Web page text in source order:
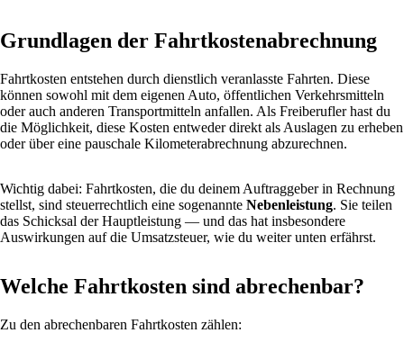
Grundlagen der Fahrtkostenabrechnung
Fahrtkosten entstehen durch dienstlich veranlasste Fahrten. Diese
können sowohl mit dem eigenen Auto, öffentlichen Verkehrsmitteln
oder auch anderen Transportmitteln anfallen. Als Freiberufler hast du
die Möglichkeit, diese Kosten entweder direkt als Auslagen zu erheben
oder über eine pauschale Kilometerabrechnung abzurechnen.
Wichtig dabei: Fahrtkosten, die du deinem Auftraggeber in Rechnung
stellst, sind steuerrechtlich eine sogenannte Nebenleistung. Sie teilen
das Schicksal der Hauptleistung — und das hat insbesondere
Auswirkungen auf die Umsatzsteuer, wie du weiter unten erfährst.
Welche Fahrtkosten sind abrechenbar?
Zu den abrechenbaren Fahrtkosten zählen: